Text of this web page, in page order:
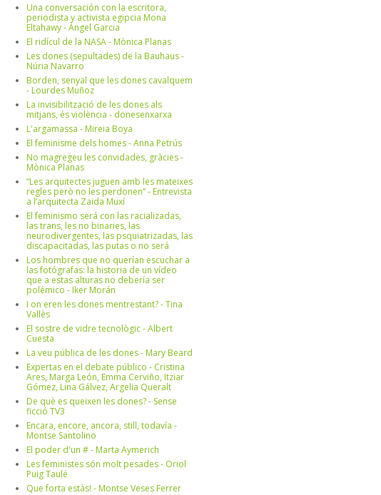
Una conversación con la escritora,
periodista y activista egipcia Mona
Eltahawy - Àngel Garcia
El ridícul de la NASA - Mònica Planas
Les dones (sepultades) de la Bauhaus -
Núria Navarro
Borden, senyal que les dones cavalquem
- Lourdes Muñoz
La invisibilització de les dones als
mitjans, és violència - donesenxarxa
L'argamassa - Mireia Boya
El feminisme dels homes - Anna Petrús
No magregeu les convidades, gràcies -
Mònica Planas
“Les arquitectes juguen amb les mateixes
regles però no les perdonen” - Entrevista
a l’arquitecta Zaida Muxí
El feminismo será con las racializadas,
las trans, les no binaries, las
neurodivergentes, las psquiatrizadas, las
discapacitadas, las putas o no será
Los hombres que no querían escuchar a
las fotógrafas: la historia de un vídeo
que a estas alturas no debería ser
polémico - Iker Morán
I on eren les dones mentrestant? - Tina
Vallès
El sostre de vidre tecnològic - Albert
Cuesta
La veu pública de les dones - Mary Beard
Expertas en el debate público - Cristina
Ares, Marga León, Emma Cerviño, Itziar
Gómez, Lina Gálvez, Argelia Queralt
De què es queixen les dones? - Sense
ficció TV3
Encara, encore, ancora, still, todavía -
Montse Santolino
El poder d'un # - Marta Aymerich
Les feministes són molt pesades - Oriol
Puig Taulé
Que forta estàs! - Montse Veses Ferrer